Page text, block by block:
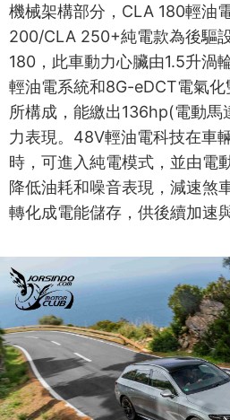
機械架構部分，CLA 180輕油
200/CLA 250+純電款為後驅
180，此車動力心臟由1.5升渦
輕油電系統和8G-eDCT電氣
所構成，能繳出136hp(電動
力表現。48V輕油電科技在車
時，可進入純電模式，並由電
降低油耗和噪音表現，減速煞
轉化成電能儲存，供後續加速